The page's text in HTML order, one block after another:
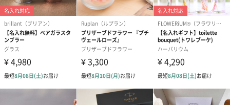
花束ハンドタオル（ピ
ンク）（1,760円）
花束ハンドタオル（ブ
ルー）（1,760円）
花束ハンドタ
ワイト）（